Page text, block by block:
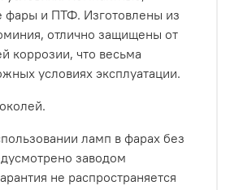
фары и ПТФ. Изготовлены из
отлично защищены от
коррозии, что весьма
при сложных условиях эксплуатации.
ламп в фарах без
заводом
не распространяется